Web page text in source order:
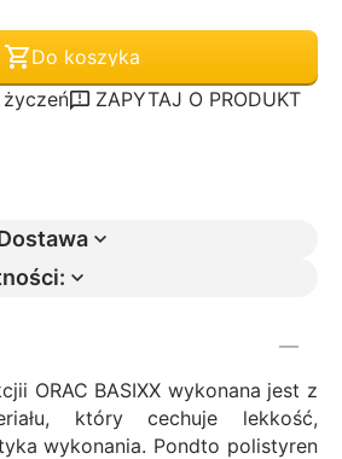
Do koszyka
ZAPYTAJ O PRODUKT
ORAC BASIXX wykonana jest z
który cechuje lekkość,
wykonania. Pondto polistyren